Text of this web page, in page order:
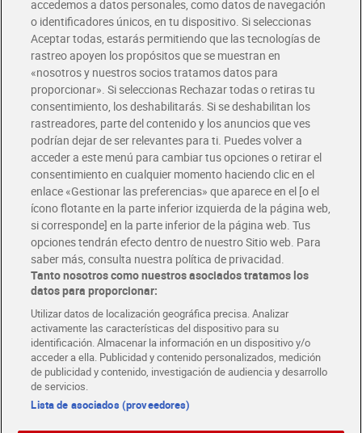
Envío gratis por compras superiores a 100€
Envío estandar por 4,99€
Glovo y Uber Eats
Solicita tu factura de Glovo o Uber Eats
Únete al CLUB Dia
Disfruta las ventajas y ofertas exclusivas.
Descárgate la APP Dia
Folletos y Tiendas
Descubre las mejores ofertas y busca tu tienda más cercana
Tarjeta MaX Dia
Te devuelve hasta 8€/mes de tus compras.
¡Solicita tu tarjeta de crédito aquí!
COMER MEJOR CADA DIA
COLABORA CON DIA ABRE TU TIENDA DIA CORPORATE
accedemos a datos personales, como datos de navegación
o identificadores únicos, en tu dispositivo. Si seleccionas
Aceptar todas, estarás permitiendo que las tecnologías de
rastreo apoyen los propósitos que se muestran en
«nosotros y nuestros socios tratamos datos para
proporcionar». Si seleccionas Rechazar todas o retiras tu
consentimiento, los deshabilitarás. Si se deshabilitan los
rastreadores, parte del contenido y los anuncios que ves
podrían dejar de ser relevantes para ti. Puedes volver a
acceder a este menú para cambiar tus opciones o retirar el
consentimiento en cualquier momento haciendo clic en el
enlace «Gestionar las preferencias» que aparece en el [o el
ícono flotante en la parte inferior izquierda de la página web,
si corresponde] en la parte inferior de la página web. Tus
opciones tendrán efecto dentro de nuestro Sitio web. Para
saber más, consulta nuestra política de privacidad.
Tanto nosotros como nuestros asociados tratamos los
datos para proporcionar:
Utilizar datos de localización geográfica precisa. Analizar
activamente las características del dispositivo para su
identificación. Almacenar la información en un dispositivo y/o
acceder a ella. Publicidad y contenido personalizados, medición
de publicidad y contenido, investigación de audiencia y desarrollo
de servicios.
Lista de asociados (proveedores)